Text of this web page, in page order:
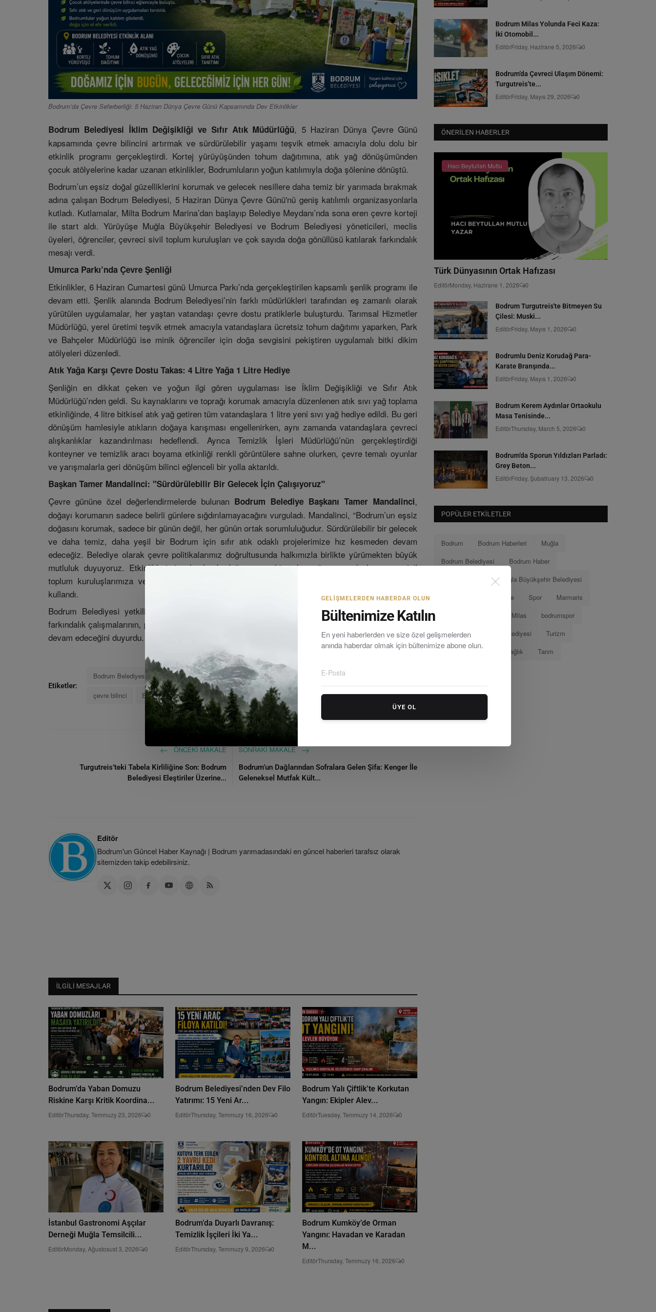
Bodrum’da Çevre Seferberliği: 5 Haziran Dünya Çevre Günü Kapsamında Dev Etkinlikler
Bodrum Belediyesi İklim Değişikliği ve Sıfır Atık Müdürlüğü, 5 Haziran Dünya Çevre Günü
kapsamında çevre bilincini artırmak ve sürdürülebilir yaşamı teşvik etmek amacıyla dolu dolu bir
etkinlik programı gerçekleştirdi. Kortej yürüyüşünden tohum dağıtımına, atık yağ dönüşümünden
çocuk atölyelerine kadar uzanan etkinlikler, Bodrumluların yoğun katılımıyla doğa şölenine dönüştü.
Bodrum’un eşsiz doğal güzelliklerini korumak ve gelecek nesillere daha temiz bir yarımada bırakmak
adına çalışan Bodrum Belediyesi, 5 Haziran Dünya Çevre Günü'nü geniş katılımlı organizasyonlarla
kutladı. Kutlamalar, Milta Bodrum Marina’dan başlayıp Belediye Meydanı’nda sona eren çevre korteji
ile start aldı. Yürüyüşe Muğla Büyükşehir Belediyesi ve Bodrum Belediyesi yöneticileri, meclis
üyeleri, öğrenciler, çevreci sivil toplum kuruluşları ve çok sayıda doğa gönüllüsü katılarak farkındalık
mesajı verdi.
Umurca Parkı’nda Çevre Şenliği
Etkinlikler, 6 Haziran Cumartesi günü Umurca Parkı’nda gerçekleştirilen kapsamlı şenlik programı ile
devam etti. Şenlik alanında Bodrum Belediyesi’nin farklı müdürlükleri tarafından eş zamanlı olarak
yürütülen uygulamalar, her yaştan vatandaşı çevre dostu pratiklerle buluşturdu. Tarımsal Hizmetler
Müdürlüğü, yerel üretimi teşvik etmek amacıyla vatandaşlara ücretsiz tohum dağıtımı yaparken, Park
ve Bahçeler Müdürlüğü ise minik öğrenciler için doğa sevgisini pekiştiren uygulamalı bitki dikim
atölyeleri düzenledi.
Atık Yağa Karşı Çevre Dostu Takas: 4 Litre Yağa 1 Litre Hediye
Şenliğin en dikkat çeken ve yoğun ilgi gören uygulaması ise İklim Değişikliği ve Sıfır Atık
Müdürlüğü’nden geldi. Su kaynaklarını ve toprağı korumak amacıyla düzenlenen atık sıvı yağ toplama
etkinliğinde, 4 litre bitkisel atık yağ getiren tüm vatandaşlara 1 litre yeni sıvı yağ hediye edildi. Bu geri
dönüşüm hamlesiyle atıkların doğaya karışması engellenirken, aynı zamanda vatandaşlara çevreci
alışkanlıklar kazandırılması hedeflendi. Ayrıca Temizlik İşleri Müdürlüğü’nün gerçekleştirdiği
konteyner ve temizlik aracı boyama etkinliği renkli görüntülere sahne olurken, çevre temalı oyunlar
ve yarışmalarla geri dönüşüm bilinci eğlenceli bir yolla aktarıldı.
Başkan Tamer Mandalinci: "Sürdürülebilir Bir Gelecek İçin Çalışıyoruz"
Çevre gününe özel değerlendirmelerde bulunan Bodrum Belediye Başkanı Tamer Mandalinci,
doğayı korumanın sadece belirli günlere sığdırılamayacağını vurguladı. Mandalinci, “Bodrum’un eşsiz
doğasını korumak, sadece bir günün değil, her günün ortak sorumluluğudur. Sürdürülebilir bir gelecek
ve daha temiz, daha yeşil bir Bodrum için sıfır atık odaklı projelerimize hız kesmeden devam
edeceğiz. Belediye olarak çevre politikalarımız doğrultusunda halkımızla birlikte yürümekten büyük
mutluluk duyuyoruz. Etkinliklerimize katılarak doğamıza sahip çıkan tüm vatandaşlarımıza, sivil
toplum kuruluşlarımıza ve özverili çevre gönüllülerimize yürekten teşekkür ediyorum” ifadelerini
kullandı.
Bodrum Belediyesi yetkilileri, sıfır atık vizyonu ve iklim değişikliği ile mücadele kapsamındaki
farkındalık çalışmalarının, periyodik çevre eğitimleri ve saha projeleri ile yıl boyunca kesintisiz olarak
devam edeceğini duyurdu.
Etiketler:
Bodrum Belediyesi Dünya Çevre Günü Tamer Mandalinci İklim Değişikliği
çevre bilinci Bodrum Şenlik geri dönüşüm Doğayı Koru Bodrum Haberleri
ÖNCEKI MAKALE
Turgutreis’teki Tabela Kirliliğine Son: Bodrum
Belediyesi Eleştiriler Üzerine...
SONRAKI MAKALE
Bodrum’un Dağlarından Sofralara Gelen Şifa: Kenger İle
Geleneksel Mutfak Kült...
Editör
Bodrum'un Güncel Haber Kaynağı | Bodrum yarımadasındaki en güncel haberleri tarafsız olarak
sitemizden takip edebilirsiniz.
İLGILI MESAJLAR
Bodrum’da Yaban Domuzu
Riskine Karşı Kritik Koordina...
EditörThursday, Temmuzy 23, 2026 0
Bodrum Belediyesi’nden Dev Filo
Yatırımı: 15 Yeni Ar...
EditörThursday, Temmuzy 16, 2026 0
Bodrum Yalı Çiftlik’te Korkutan
Yangın: Ekipler Alev...
EditörTuesday, Temmuzy 14, 2026 0
İstanbul Gastronomi Aşçılar
Derneği Muğla Temsilcili...
EditörMonday, Ağustosust 3, 2026 0
Bodrum’da Duyarlı Davranış:
Temizlik İşçileri İki Ya...
EditörThursday, Temmuzy 9, 2026 0
Bodrum Kumköy’de Orman
Yangını: Havadan ve Karadan
M...
EditörThursday, Temmuzy 16, 2026 0
Bodrum Milas Yolunda Feci Kaza:
İki Otomobil...
EditörFriday, Hazirane 5, 2026 0
Bodrum’da Çevreci Ulaşım Dönemi:
Turgutreis’te...
EditörFriday, Mayıs 29, 2026 0
ÖNERILEN HABERLER
Hacı Beytullah Mutlu
Türk Dünyasının Ortak Hafızası
EditörMonday, Hazirane 1, 2026 0
Bodrum Turgutreis'te Bitmeyen Su
Çilesi: Muski...
EditörFriday, Mayıs 1, 2026 0
Bodrumlu Deniz Korudağ Para-
Karate Branşında...
EditörFriday, Mayıs 1, 2026 0
Bodrum Kerem Aydınlar Ortaokulu
Masa Tenisinde...
EditörThursday, March 5, 2026 0
Bodrum’da Sporun Yıldızları Parladı:
Grey Beton...
EditörFriday, Şubatruary 13, 2026 0
POPÜLER ETKILETLER
Bodrum Bodrum Haberleri
Muğla
Bodrum Belediyesi
Bodrum Haber
Muğla Büyükşehir Belediyesi
Menteşe Spor
Marmaris
Milas
bodrumspor
Eğitim
Marmaris Belediyesi
Turizm
Sağlık Tarım
GELIŞMELERDEN HABERDAR OLUN
Bültenimize Katılın
En yeni haberlerden ve size özel gelişmelerden
anında haberdar olmak için bültenimize abone olun.
ÜYE OL